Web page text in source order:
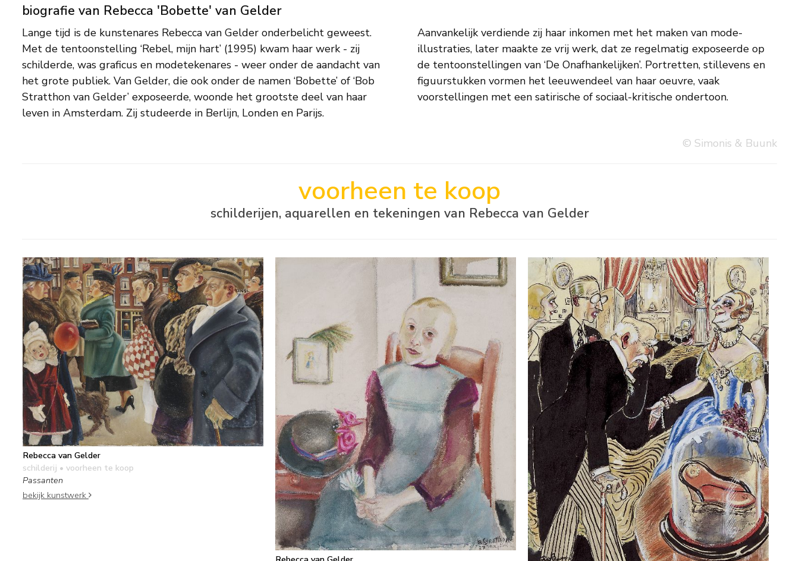
biografie van Rebecca 'Bobette' van Gelder
Lange tijd is de kunstenares Rebecca van Gelder onderbelicht geweest.
Met de tentoonstelling ‘Rebel, mijn hart’ (1995) kwam haar werk - zij
schilderde, was graficus en modetekenares - weer onder de aandacht van
het grote publiek. Van Gelder, die ook onder de namen ‘Bobette’ of ‘Bob
Stratthon van Gelder’ exposeerde, woonde het grootste deel van haar
leven in Amsterdam. Zij studeerde in Berlijn, Londen en Parijs.
Aanvankelijk verdiende zij haar inkomen met het maken van mode-
illustraties, later maakte ze vrij werk, dat ze regelmatig exposeerde op
de tentoonstellingen van ‘De Onafhankelijken’. Portretten, stillevens en
figuurstukken vormen het leeuwendeel van haar oeuvre, vaak
voorstellingen met een satirische of sociaal-kritische ondertoon.
© Simonis & Buunk
voorheen te koop
schilderijen, aquarellen en tekeningen van Rebecca van Gelder
Rebecca van Gelder
schilderij • voorheen te koop
Passanten
bekijk kunstwerk